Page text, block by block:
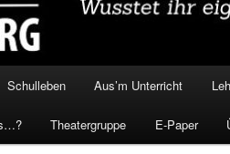
Schulleben Aus’m Unterricht
Theatergruppe E-Paper